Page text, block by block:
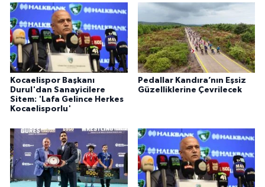
Kocaelispor Başkanı
Durul'dan Sanayicilere
Sitem: 'Lafa Gelince Herkes
Kocaelisporlu'
Pedallar Kandıra’nın Eşsiz
Güzelliklerine Çevrilecek